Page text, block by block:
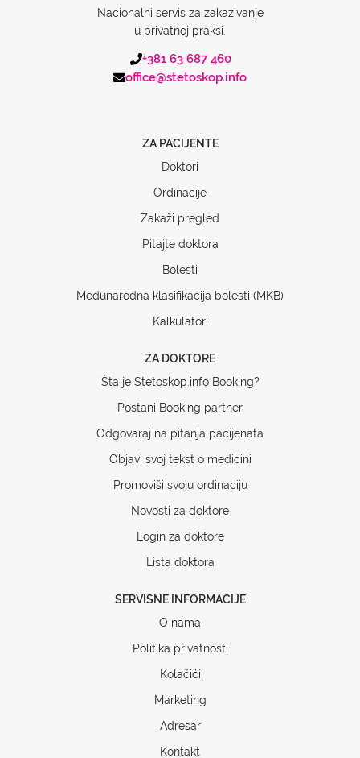
Nacionalni servis za zakazivanje
u privatnoj praksi.
+381 63 687 460
office@stetoskop.info
ZA PACIJENTE
Doktori
Ordinacije
Zakaži pregled
Pitajte doktora
Bolesti
Međunarodna klasifikacija bolesti (MKB)
Kalkulatori
ZA DOKTORE
Šta je Stetoskop.info Booking?
Postani Booking partner
Odgovaraj na pitanja pacijenata
Objavi svoj tekst o medicini
Promoviši svoju ordinaciju
Novosti za doktore
Login za doktore
Lista doktora
SERVISNE INFORMACIJE
O nama
Politika privatnosti
Kolačići
Marketing
Adresar
Kontakt